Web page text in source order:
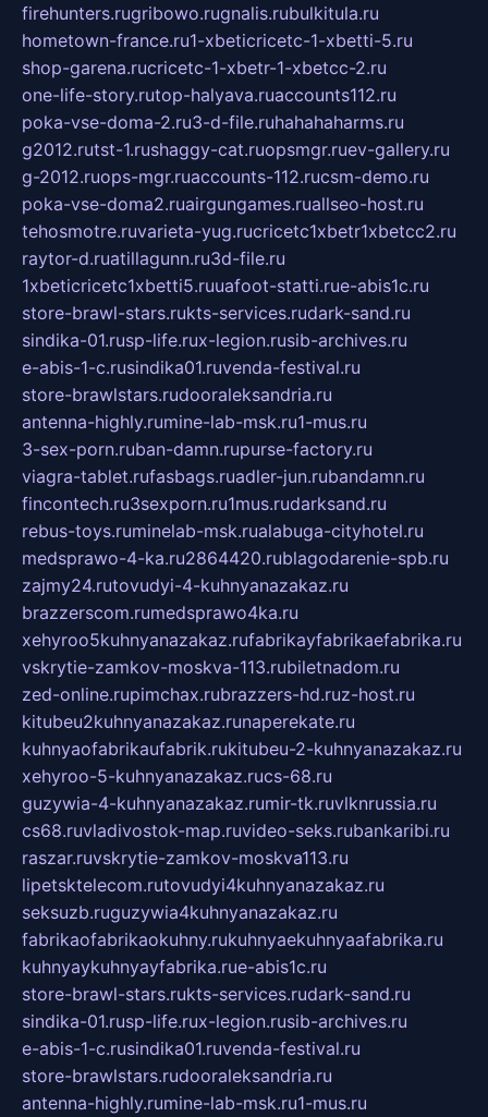
firehunters.rugribowo.rugnalis.rubulkitula.ru
hometown-france.ru1-xbeticricetc-1-xbetti-5.ru
shop-garena.rucricetc-1-xbetr-1-xbetcc-2.ru
one-life-story.rutop-halyava.ruaccounts112.ru
poka-vse-doma-2.ru3-d-file.ruhahahaharms.ru
g2012.rutst-1.rushaggy-cat.ruopsmgr.ruev-gallery.ru
g-2012.ruops-mgr.ruaccounts-112.rucsm-demo.ru
poka-vse-doma2.ruairgungames.ruallseo-host.ru
tehosmotre.ruvarieta-yug.rucricetc1xbetr1xbetcc2.ru
raytor-d.ruatillagunn.ru3d-file.ru
1xbeticricetc1xbetti5.ruuafoot-statti.rue-abis1c.ru
store-brawl-stars.rukts-services.rudark-sand.ru
sindika-01.rusp-life.rux-legion.rusib-archives.ru
e-abis-1-c.rusindika01.ruvenda-festival.ru
store-brawlstars.rudooraleksandria.ru
antenna-highly.rumine-lab-msk.ru1-mus.ru
3-sex-porn.ruban-damn.rupurse-factory.ru
viagra-tablet.rufasbags.ruadler-jun.rubandamn.ru
fincontech.ru3sexporn.ru1mus.rudarksand.ru
rebus-toys.ruminelab-msk.rualabuga-cityhotel.ru
medsprawo-4-ka.ru2864420.rublagodarenie-spb.ru
zajmy24.rutovudyi-4-kuhnyanazakaz.ru
brazzerscom.rumedsprawo4ka.ru
xehyroo5kuhnyanazakaz.rufabrikayfabrikaefabrika.ru
vskrytie-zamkov-moskva-113.rubiletnadom.ru
zed-online.rupimchax.rubrazzers-hd.ruz-host.ru
kitubeu2kuhnyanazakaz.runaperekate.ru
kuhnyaofabrikaufabrik.rukitubeu-2-kuhnyanazakaz.ru
xehyroo-5-kuhnyanazakaz.rucs-68.ru
guzywia-4-kuhnyanazakaz.rumir-tk.ruvlknrussia.ru
cs68.ruvladivostok-map.ruvideo-seks.rubankaribi.ru
raszar.ruvskrytie-zamkov-moskva113.ru
lipetsktelecom.rutovudyi4kuhnyanazakaz.ru
seksuzb.ruguzywia4kuhnyanazakaz.ru
fabrikaofabrikaokuhny.rukuhnyaekuhnyaafabrika.ru
kuhnyaykuhnyayfabrika.rue-abis1c.ru
store-brawl-stars.rukts-services.rudark-sand.ru
sindika-01.rusp-life.rux-legion.rusib-archives.ru
e-abis-1-c.rusindika01.ruvenda-festival.ru
store-brawlstars.rudooraleksandria.ru
antenna-highly.rumine-lab-msk.ru1-mus.ru